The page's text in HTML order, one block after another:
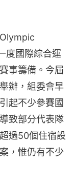
度國際綜合運
事籌備。今屆
辦，組委會早
起不少參賽國
致部分代表隊
過50個住宿設
，惟仍有不少